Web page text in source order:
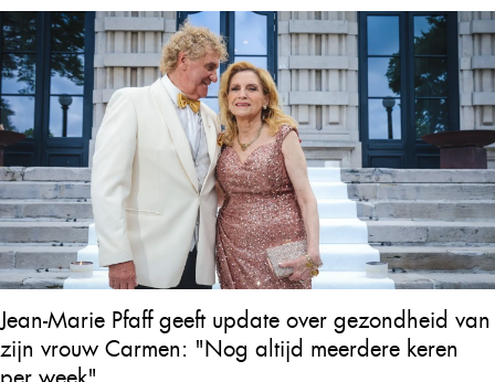
Jean-Marie Pfaff geeft update over gezondheid van
zijn vrouw Carmen: "Nog altijd meerdere keren